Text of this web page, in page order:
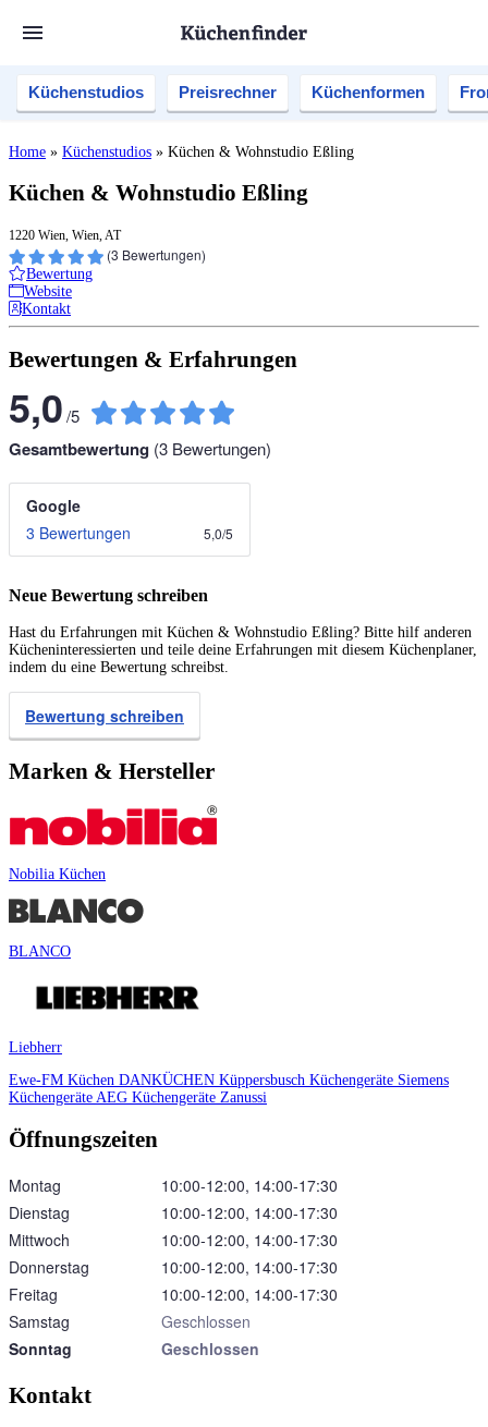
Küchenstudios Preisrechner Küchenformen
Home » Küchenstudios » Küchen & Wohnstudio Eßling
Küchen & Wohnstudio Eßling
1220 Wien, Wien, AT
(3 Bewertungen)
Bewertung
Website
Kontakt
Bewertungen & Erfahrungen
5,0/5
Gesamtbewertung (3 Bewertungen)
Google
3 Bewertungen
5,0/5
Neue Bewertung schreiben
Hast du Erfahrungen mit Küchen & Wohnstudio Eßling? Bitte hilf anderen
Kücheninteressierten und teile deine Erfahrungen mit diesem Küchenplaner,
indem du eine Bewertung schreibst.
Bewertung schreiben
Marken & Hersteller
Nobilia Küchen
BLANCO
Liebherr
Ewe-FM Küchen DANKÜCHEN Küppersbusch Küchengeräte Siemens
Küchengeräte AEG Küchengeräte Zanussi
Öffnungszeiten
Montag
10:00‑12:00, 14:00‑17:30
Dienstag
10:00‑12:00, 14:00‑17:30
Mittwoch
10:00‑12:00, 14:00‑17:30
Donnerstag
10:00‑12:00, 14:00‑17:30
Freitag
10:00‑12:00, 14:00‑17:30
Samstag
Geschlossen
Sonntag
Geschlossen
Kontakt